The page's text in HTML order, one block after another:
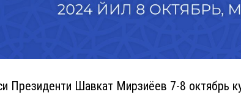
Президенти Шавкат Мирзиёев 7-8 октябрь